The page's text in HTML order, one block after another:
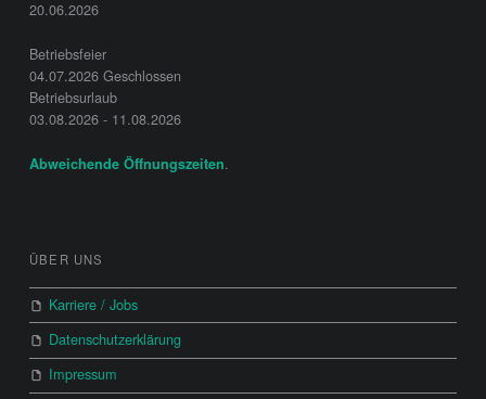
20.06.2026
Betriebsfeier
04.07.2026 Geschlossen
Betriebsurlaub
03.08.2026 - 11.08.2026
Abweichende Öffnungszeiten.
ÜBER UNS
Karriere / Jobs
Datenschutzerklärung
Impressum